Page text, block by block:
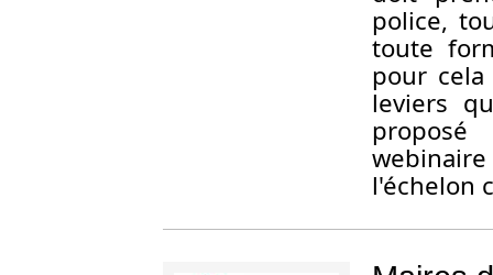
police,
toute
pour
leviers
l'échelon